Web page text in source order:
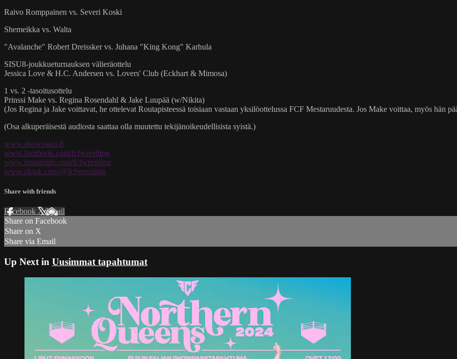
Raivo Romppainen vs. Severi Koski
Shemeikka vs. Walta
"Avalanche" Robert Dreissker vs. Juhana "King Kong" Karhula
SISU8-joukkueturnauksen välieräottelu
Jessica Love & H.C. Andersen vs. Lovers' Club (Eckhart & Mimosa)
1 vs. 2 -tasoitusottelu
Prinssi Make vs. Regina Rosendahl & Jake Luupää (w/Nikita)
(Jos Regina ja Jake voittavat, he ottelevat Routapisteessä toisiaan vastaan yksilöottelussa FCF Mestaruudesta. Jos Make voittaa, myös hän
(Osa alkuperäisestä audiosta saattaa olla muutettu tekijänoikeudellisista syistä.)
www.showpaini.fi
www.facebook.com/fcfwrestling
www.instagram.com/fcfwrestling
www.tiktok.com/@fcfwrestling
Share with friends
Facebook XEmail
Share on Facebook
Share on X
Share via Email
Up Next in Uusimmat tapahtumat